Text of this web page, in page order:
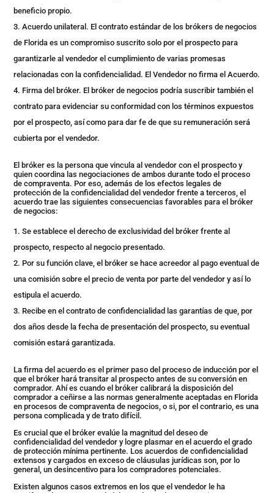
beneficio propio.
Acuerdo unilateral. El contrato estándar de los brókers de negocios
de Florida es un compromiso suscrito solo por el prospecto para
garantizarle al vendedor el cumplimiento de varias promesas
relacionadas con la confidencialidad. El Vendedor no firma el Acuerdo.
Firma del bróker. El bróker de negocios podría suscribir también el
contrato para evidenciar su conformidad con los términos expuestos
por el prospecto, así como para dar fe de que su remuneración será
cubierta por el vendedor.
El bróker es la persona que vincula al vendedor con el prospecto y
quien coordina las negociaciones de ambos durante todo el proceso
de compraventa. Por eso, además de los efectos legales de
protección de la confidencialidad del vendedor frente a terceros, el
acuerdo trae las siguientes consecuencias favorables para el bróker
de negocios:
Se establece el derecho de exclusividad del bróker frente al
prospecto, respecto al negocio presentado.
Por su función clave, el bróker se hace acreedor al pago eventual de
una comisión sobre el precio de venta por parte del vendedor y así lo
estipula el acuerdo.
Recibe en el contrato de confidencialidad las garantías de que, por
dos años desde la fecha de presentación del prospecto, su eventual
comisión estará garantizada.
La firma del acuerdo es el primer paso del proceso de inducción por el
que el bróker hará transitar al prospecto antes de su conversión en
comprador. Ahí es cuando el bróker calibrará la disposición del
comprador a ceñirse a las normas generalmente aceptadas en Florida
en procesos de compraventa de negocios, o si, por el contrario, es una
persona complicada y de trato difícil.
Es crucial que el bróker evalúe la magnitud del deseo de
confidencialidad del vendedor y logre plasmar en el acuerdo el grado
de protección mínima pertinente. Los acuerdos de confidencialidad
extensos y cargados en exceso de cláusulas jurídicas son, por lo
general, un desincentivo para los compradores potenciales.
Existen algunos casos extremos en los que el vendedor le ha